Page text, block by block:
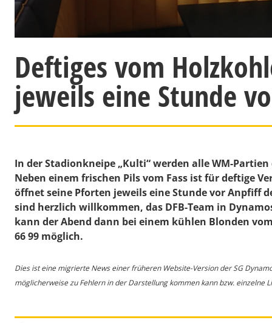
Deftiges vom
jeweils eine Stunde
In der Stadionkneipe „Kulti“ werden alle WM-
Neben einem frischen Pils vom Fass ist für deftige
öffnet seine Pforten jeweils eine Stunde vor Anpfiff
sind herzlich willkommen, das DFB-Team in
kann der Abend dann bei einem kühlen Blonden
66 99 möglich.
Dies ist eine migrierte News einer früheren Website-Version der SG
möglicherweise zu Fehlern in der Darstellung kommen kann bzw. einzelne